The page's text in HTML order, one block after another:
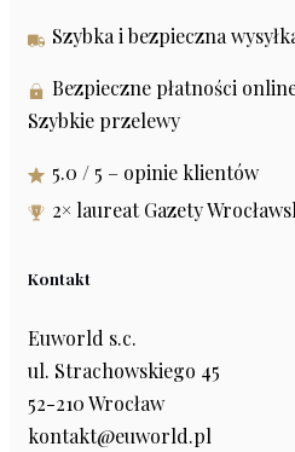
Szybka i bezpieczna
Bezpieczne płatności
Szybkie przelewy
5.0 / 5 – opinie klientów
2× laureat Gazety
Kontakt
Euworld s.c.
ul. Strachowskiego 45
52-210 Wrocław
kontakt@euworld.pl